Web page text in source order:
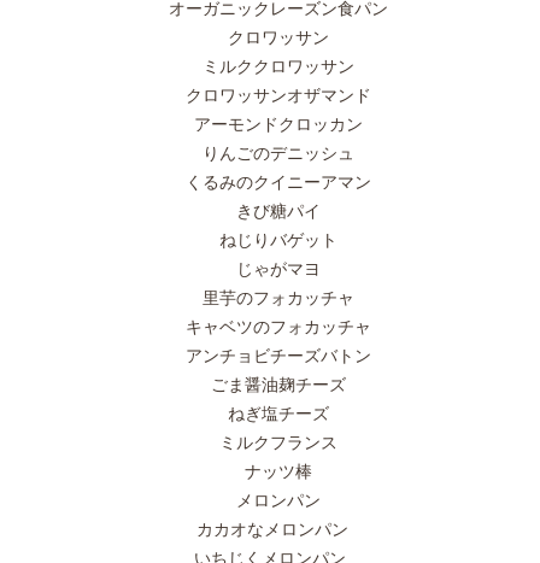
オーガニックレーズン食パン
クロワッサン
ミルククロワッサン
クロワッサンオザマンド
アーモンドクロッカン
りんごのデニッシュ
くるみのクイニーアマン
きび糖パイ
ねじりバゲット
じゃがマヨ
里芋のフォカッチャ
キャベツのフォカッチャ
アンチョビチーズバトン
ごま醤油麹チーズ
ねぎ塩チーズ
ミルクフランス
ナッツ棒
メロンパン
カカオなメロンパン
いちじくメロンパン